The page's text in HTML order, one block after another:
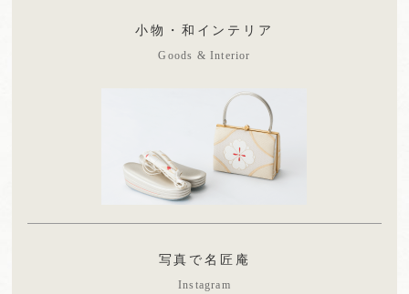
小物・和インテリア
Goods & Interior
写真で名匠庵
Instagram